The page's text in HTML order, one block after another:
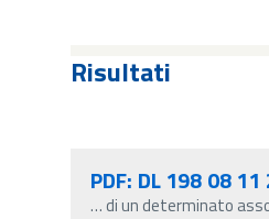
Risultati
PDF: DL 198 08
…di un determinato